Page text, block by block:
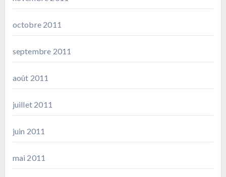
octobre 2011
septembre 2011
août 2011
juillet 2011
juin 2011
mai 2011